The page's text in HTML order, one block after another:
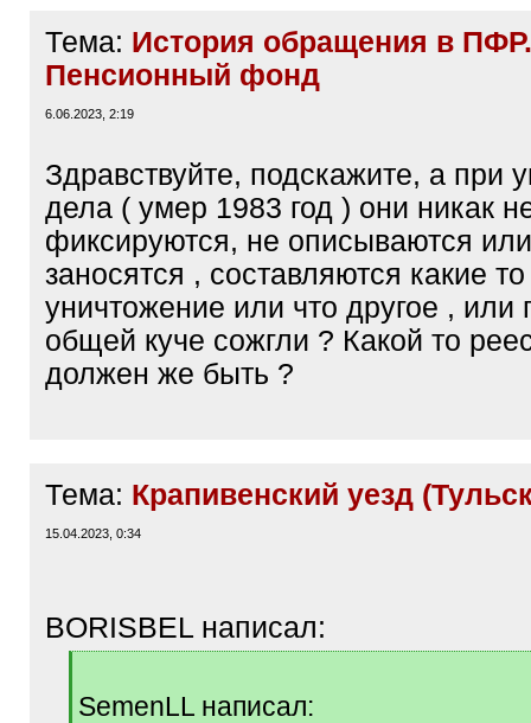
Тема: История обращения в ПФР.
Пенсионный фонд
6.06.2023, 2:19
Здравствуйте, подскажите, а при
дела ( умер 1983 год ) они никак
фиксируются, не описываются
заносятся , составляются какие
уничтожение или что другое , или
общей куче сожгли ? Какой то
должен же быть ?
Тема: Крапивенский уезд
15.04.2023, 0:34
BORISBEL написал:
]SemenLL написал: